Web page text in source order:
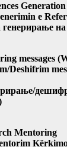
Generation
e
messages
Deshifrim
Mentoring